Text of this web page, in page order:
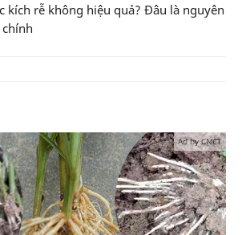
kích rễ không hiệu quả? Đâu là nguyên
Ad by CNCT